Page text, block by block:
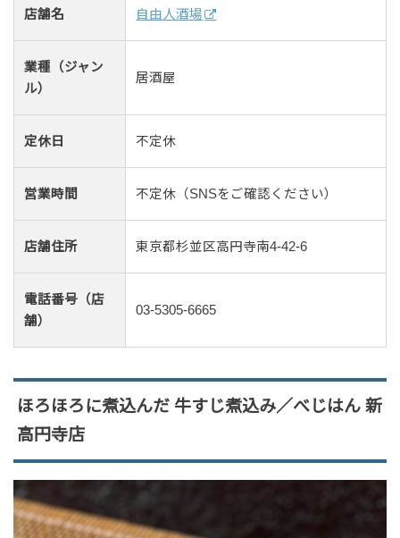
店舗名 自由人酒場
業種（ジャン
ル）
居酒屋
定休日 不定休
営業時間 不定休（SNSをご確認ください）
店舗住所 東京都杉並区高円寺南4-42-6
電話番号（店
舗）
03-5305-6665
ほろほろに煮込んだ 牛すじ煮込み／べじはん 新
高円寺店